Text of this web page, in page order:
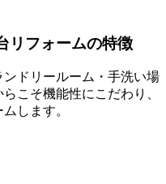
リフォームの特徴
ドリールーム・手洗い場
こそ機能性にこだわり、
します。